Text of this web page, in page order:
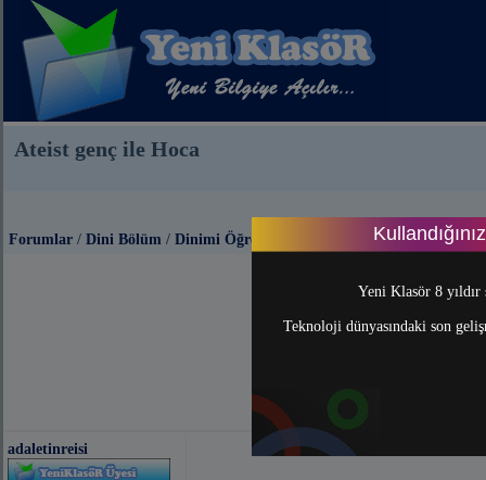
Yeni Klasör 8
Teknoloji dünyasındaki son
Ateist genç ile Hoca
Forumlar / Dini Bölüm / Dinimi Öğreniyorum
adaletinreisi